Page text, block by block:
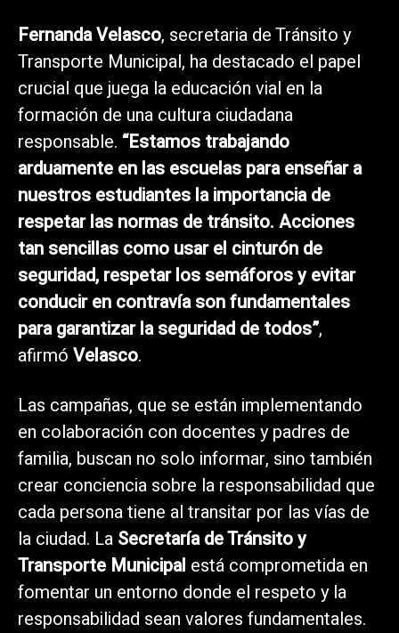
Fernanda Velasco, secretaria de Tránsito y
Transporte Municipal, ha destacado el papel
crucial que juega la educación vial en la
formación de una cultura ciudadana
responsable. “Estamos trabajando
arduamente en las escuelas para enseñar a
nuestros estudiantes la importancia de
respetar las normas de tránsito. Acciones
tan sencillas como usar el cinturón de
seguridad, respetar los semáforos y evitar
conducir en contravía son fundamentales
para garantizar la seguridad de todos”,
afirmó Velasco.
Las campañas, que se están implementando
en colaboración con docentes y padres de
familia, buscan no solo informar, sino también
crear conciencia sobre la responsabilidad que
cada persona tiene al transitar por las vías de
la ciudad. La Secretaría de Tránsito y
Transporte Municipal está comprometida en
fomentar un entorno donde el respeto y la
responsabilidad sean valores fundamentales.